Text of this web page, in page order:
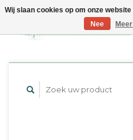
Wij slaan cookies op om onze
Nee